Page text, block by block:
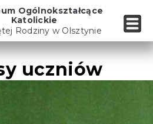
Ogólnokształcące
Katolickie
Rodziny w Olsztynie
uczniów